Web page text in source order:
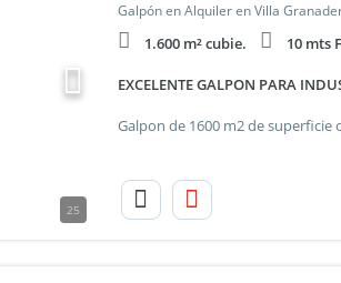
25
Galpón en Alquiler en Villa
1.600 m² cubie. 10 mts
EXCELENTE GALPON PARA